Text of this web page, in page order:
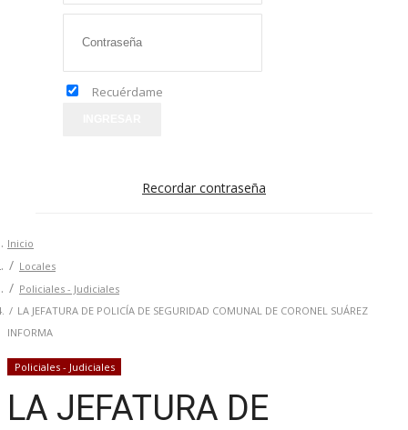
Recuérdame
Recordar contraseña
Inicio
Locales
Policiales - Judiciales
LA JEFATURA DE POLICÍA DE SEGURIDAD COMUNAL DE CORONEL SUÁREZ
INFORMA
Policiales - Judiciales
LA JEFATURA DE